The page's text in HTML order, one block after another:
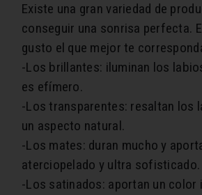
Existe una gran variedad de
conseguir una sonrisa perfecta.
gusto el que mejor te
-Los brillantes: iluminan los
es efímero.
-Los transparentes: resaltan los
un aspecto natural.
-Los mates: duran mucho y
aterciopelado y ultra sofisticado.
-Los satinados: aportan un color